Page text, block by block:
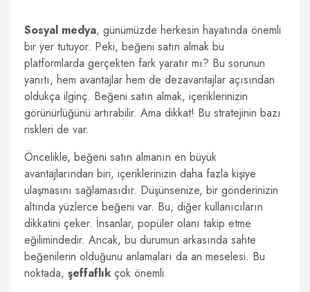
Sosyal medya, günümüzde herkesin hayatında önemli
bir yer tutuyor. Peki, beğeni satın almak bu
platformlarda gerçekten fark yaratır mı? Bu sorunun
yanıtı, hem avantajlar hem de dezavantajlar açısından
oldukça ilginç. Beğeni satın almak, içeriklerinizin
görünürlüğünü artırabilir. Ama dikkat! Bu stratejinin bazı
riskleri de var.
Öncelikle, beğeni satın almanın en büyük
avantajlarından biri, içeriklerinizin daha fazla kişiye
ulaşmasını sağlamasıdır. Düşünsenize, bir gönderinizin
altında yüzlerce beğeni var. Bu, diğer kullanıcıların
dikkatini çeker. İnsanlar, popüler olanı takip etme
eğilimindedir. Ancak, bu durumun arkasında sahte
beğenilerin olduğunu anlamaları da an meselesi. Bu
noktada, şeffaflık çok önemli.